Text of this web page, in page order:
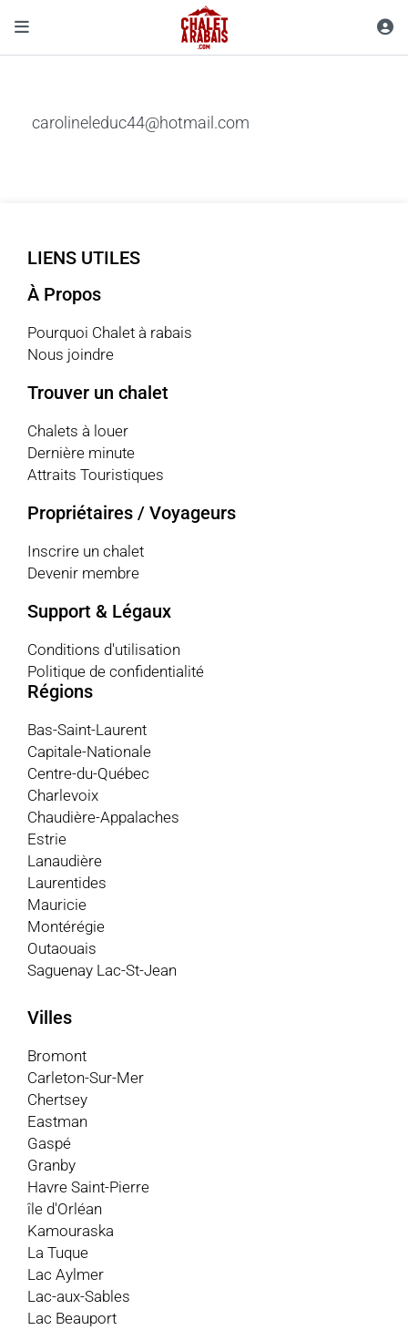
carolineleduc44@hotmail.com
LIENS UTILES
À Propos
Pourquoi Chalet à rabais
Nous joindre
Trouver un chalet
Chalets à louer
Dernière minute
Attraits Touristiques
Propriétaires / Voyageurs
Inscrire un chalet
Devenir membre
Support & Légaux
Conditions d'utilisation
Politique de confidentialité
Régions
Bas-Saint-Laurent
Capitale-Nationale
Centre-du-Québec
Charlevoix
Chaudière-Appalaches
Estrie
Lanaudière
Laurentides
Mauricie
Montérégie
Outaouais
Saguenay Lac-St-Jean
Villes
Bromont
Carleton-Sur-Mer
Chertsey
Eastman
Gaspé
Granby
Havre Saint-Pierre
île d'Orléan
Kamouraska
La Tuque
Lac Aylmer
Lac-aux-Sables
Lac Beauport